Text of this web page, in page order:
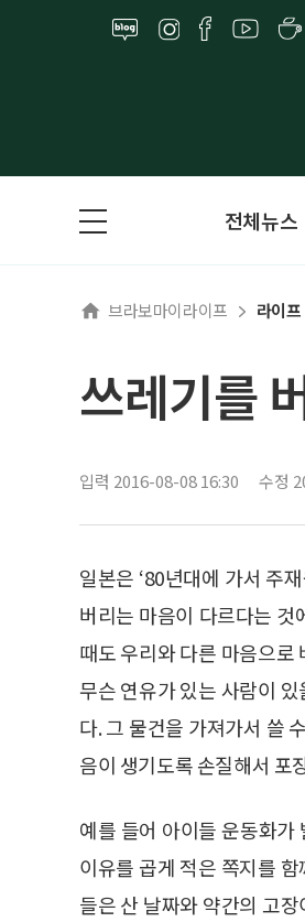
전체뉴스
브라보마이라이프 라이프
쓰레기를
입력 2016-08-08 16:30 수정
일본은 ‘80년대에 가서 주
버리는 마음이 다르다는 것
때도 우리와 다른 마음으로
무슨 연유가 있는 사람이
다. 그 물건을 가져가서 쓸
음이 생기도록 손질해서 포
예를 들어 아이들 운동화
이유를 곱게 적은 쪽지를
들은 산 날짜와 약간의 고